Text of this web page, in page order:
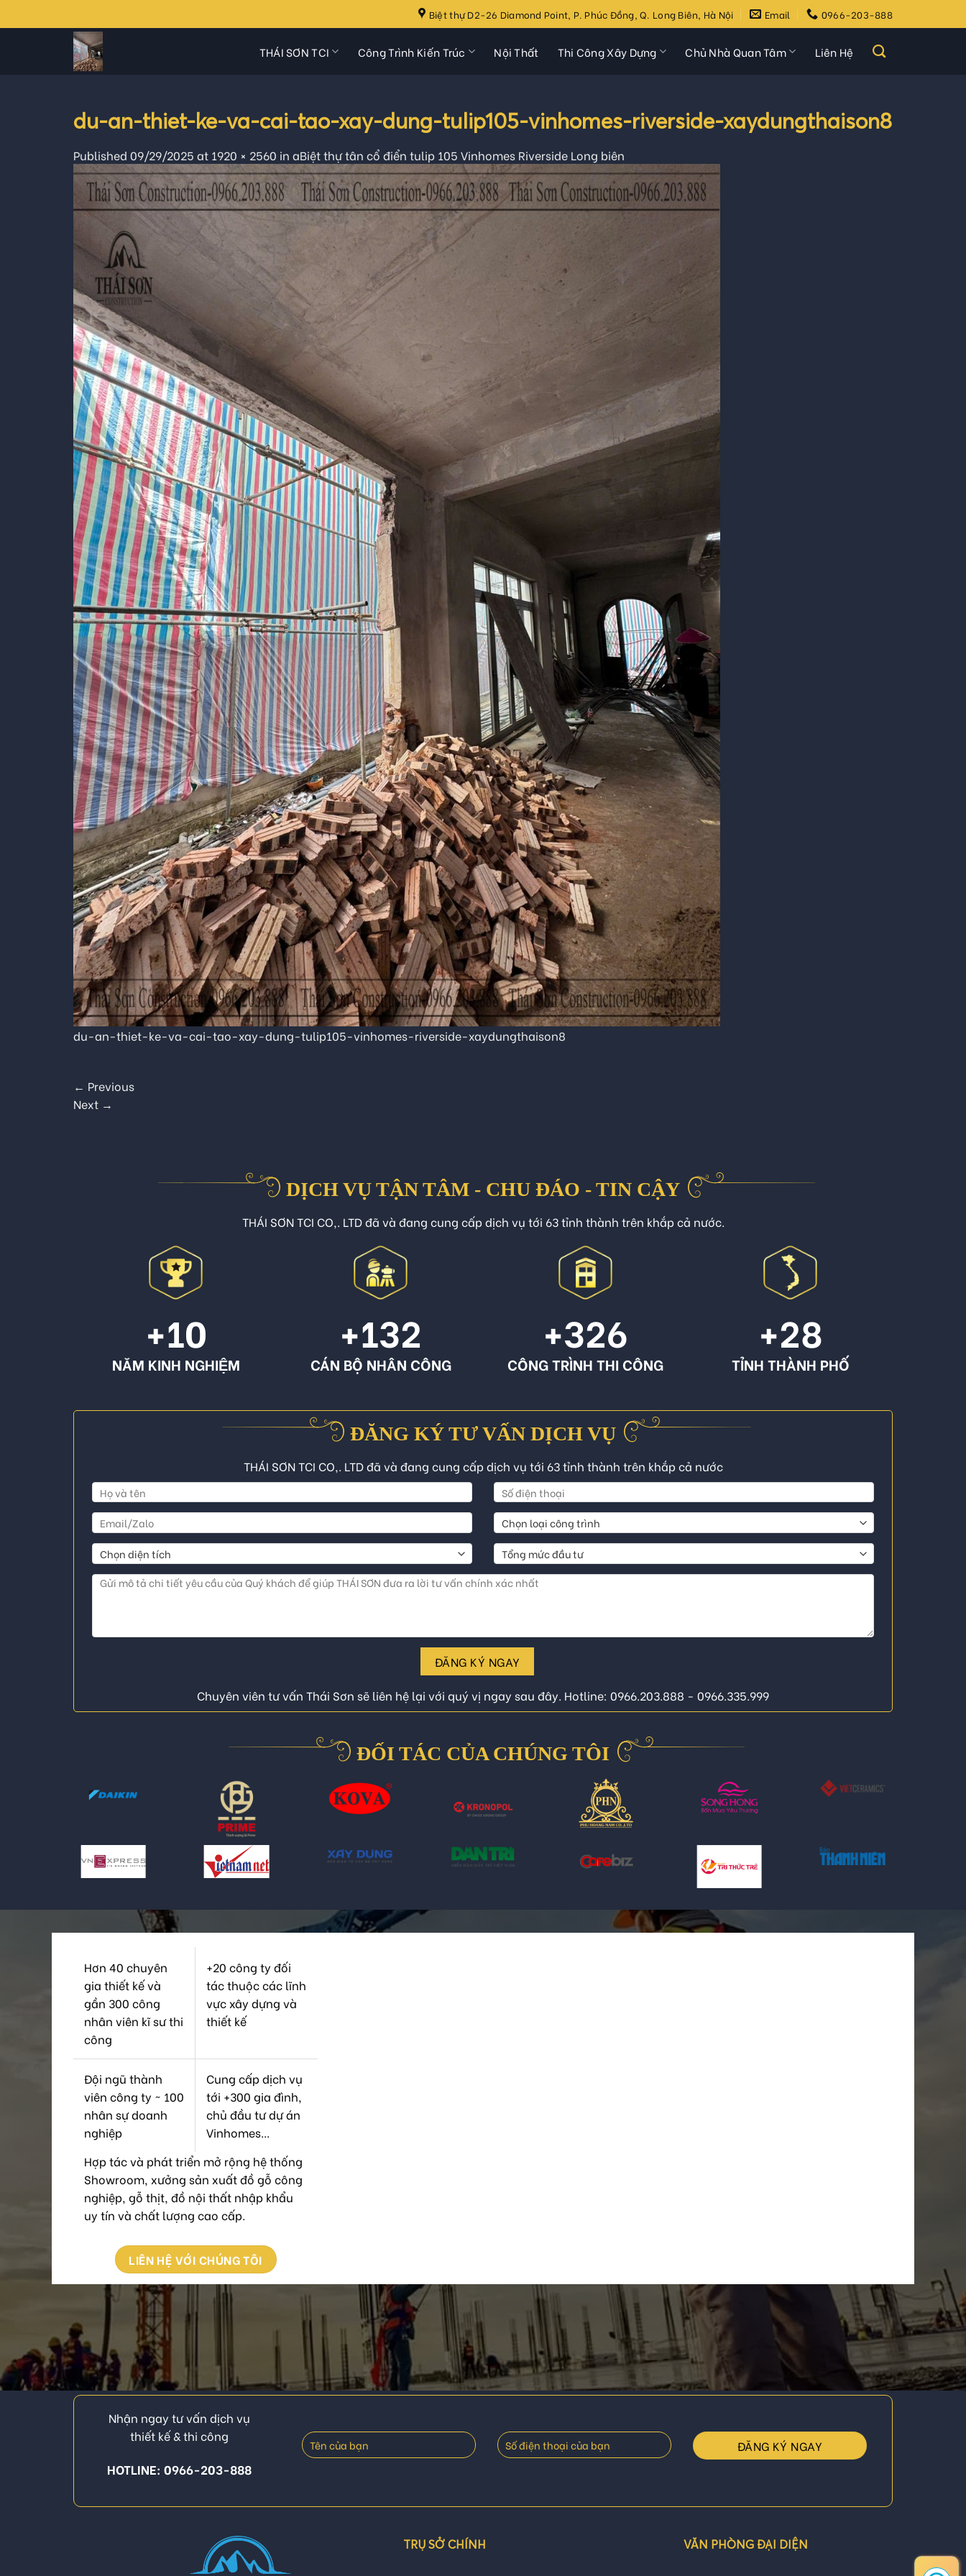
to
Biệt thự D2-26 Diamond Point, P. Phúc Đồng, Q. Long Biên, Hà Nội Email 0966-203-888
THÁI SƠN TCI Công Trình Kiến Trúc Nội Thất Thi Công Xây Dựng Chủ Nhà Quan Tâm Liên Hệ
du-an-thiet-ke-va-cai-tao-xay-dung-tulip105-vinhomes-riverside-xaydungthaison8
Published 09/29/2025 at 1920 × 2560 in aBiệt thự tân cổ điển tulip 105 Vinhomes Riverside Long biên
du-an-thiet-ke-va-cai-tao-xay-dung-tulip105-vinhomes-riverside-xaydungthaison8
← Previous
Next →
DỊCH VỤ TẬN TÂM - CHU ĐÁO - TIN CẬY
THÁI SƠN TCI CO,. LTD đã và đang cung cấp dịch vụ tới 63 tỉnh thành trên khắp cả nước.
+10
NĂM KINH NGHIỆM
+132
CÁN BỘ NHÂN CÔNG
+326
CÔNG TRÌNH THI CÔNG
+28
TỈNH THÀNH PHỐ
ĐĂNG KÝ TƯ VẤN DỊCH VỤ
THÁI SƠN TCI CO,. LTD đã và đang cung cấp dịch vụ tới 63 tỉnh thành trên khắp cả nước
ĐĂNG KÝ NGAY
Chuyên viên tư vấn Thái Sơn sẽ liên hệ lại với quý vị ngay sau đây. Hotline: 0966.203.888 - 0966.335.999
ĐỐI TÁC CỦA CHÚNG TÔI
Hơn 40 chuyên
gia thiết kế và
gần 300 công
nhân viên kĩ sư thi
công
+20 công ty đối
tác thuộc các lĩnh
vực xây dựng và
thiết kế
Đội ngũ thành
viên công ty ~ 100
nhân sự doanh
nghiệp
Cung cấp dịch vụ
tới +300 gia đình,
chủ đầu tư dự án
Vinhomes...
Hợp tác và phát triển mở rộng hệ thống
Showroom, xưởng sản xuất đồ gỗ công
nghiệp, gỗ thịt, đồ nội thất nhập khẩu
uy tín và chất lượng cao cấp.
LIÊN HỆ VỚI CHÚNG TÔI
Nhận ngay tư vấn dịch vụ
thiết kế & thi công
HOTLINE: 0966-203-888
TRỤ SỞ CHÍNH VĂN PHÒNG ĐẠI DIỆN